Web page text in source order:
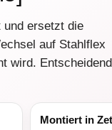
und ersetzt die
auf Stahlflex
wird. Entscheidend
Montiert in